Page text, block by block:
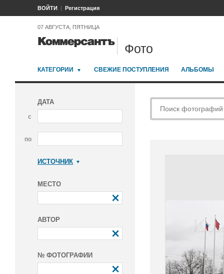
ВОЙТИ Регистрация
07 АВГУСТА, ПЯТНИЦА
Фото
КАТЕГОРИИ СВЕЖИЕ ПОСТУПЛЕНИЯ АЛЬБОМЫ
ДАТА
с
по
ИСТОЧНИК
МЕСТО
АВТОР
№ ФОТОГРАФИИ